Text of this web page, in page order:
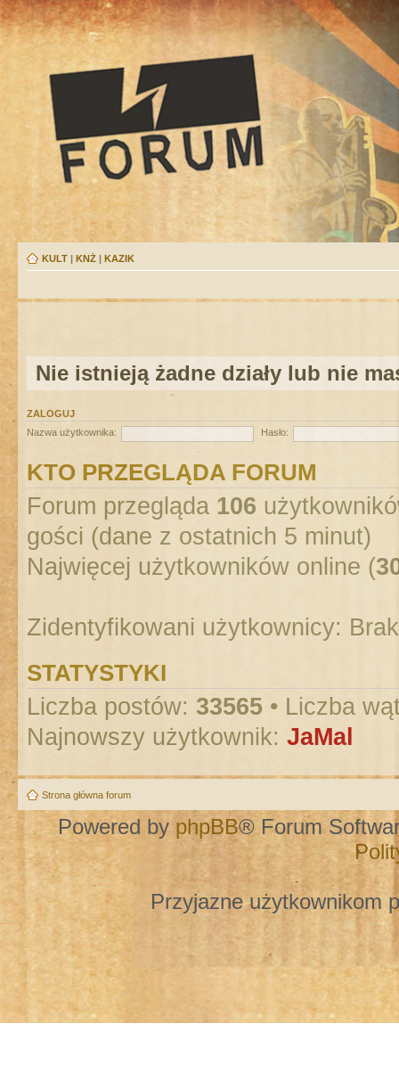
KULT | KNŻ | KAZIK
Nie istnieją żadne działy lub nie
ZALOGUJ
Nazwa użytkownika:
Hasło:
KTO PRZEGLĄDA FORUM
Forum przegląda 106
gości (dane z ostatnich 5 minut)
Najwięcej użytkowników online (
Zidentyfikowani użytkownicy:
STATYSTYKI
Liczba postów: 33565 • Liczba
Najnowszy użytkownik: JaMal
Strona główna forum
Powered by phpBB® Forum
Przyjazne użytkownikom